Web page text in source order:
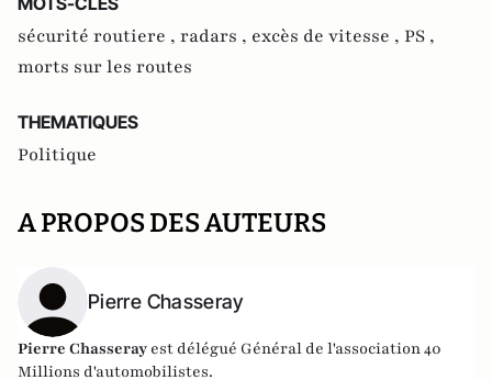
sécurité routiere , radars , excès de vitesse , PS ,
morts sur les routes
THEMATIQUES
Politique
A PROPOS DES AUTEURS
Pierre Chasseray
Pierre Chasseray est délégué Général de l'association 40
Millions d'automobilistes.